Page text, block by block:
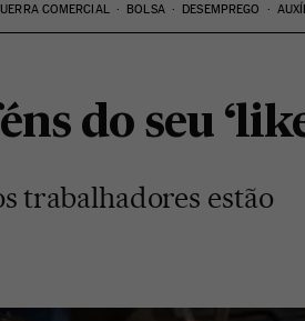
COMERCIAL BOLSA DESEMPREGO
do seu
trabalhadores estão